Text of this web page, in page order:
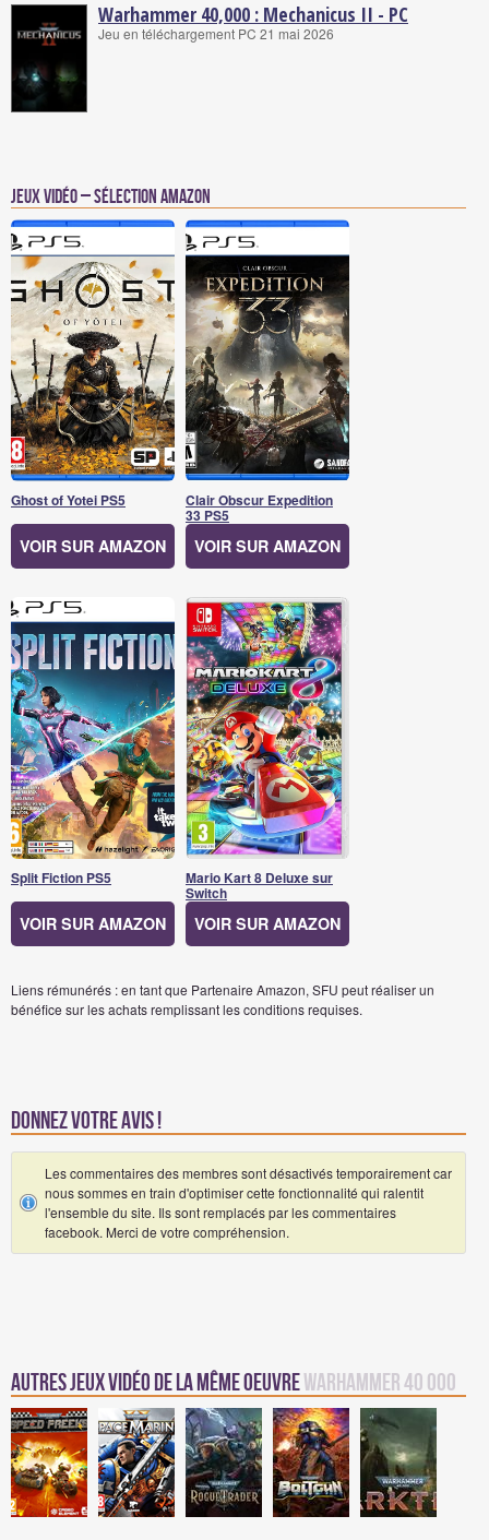
Warhammer 40,000 : Mechanicus II - PC
Jeu en téléchargement PC 21 mai 2026
Jeux vidéo – Sélection Amazon
Ghost of Yotei PS5
VOIR SUR AMAZON
Clair Obscur Expedition
33 PS5
VOIR SUR AMAZON
Split Fiction PS5
VOIR SUR AMAZON
Mario Kart 8 Deluxe sur
Switch
VOIR SUR AMAZON
Liens rémunérés : en tant que Partenaire Amazon, SFU peut réaliser un
bénéfice sur les achats remplissant les conditions requises.
Donnez votre avis !
Les commentaires des membres sont désactivés temporairement car
nous sommes en train d'optimiser cette fonctionnalité qui ralentit
l'ensemble du site. Ils sont remplacés par les commentaires
facebook. Merci de votre compréhension.
Autres jeux vidéo de la même oeuvreWarhammer 40 000